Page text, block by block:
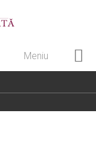
Meniu